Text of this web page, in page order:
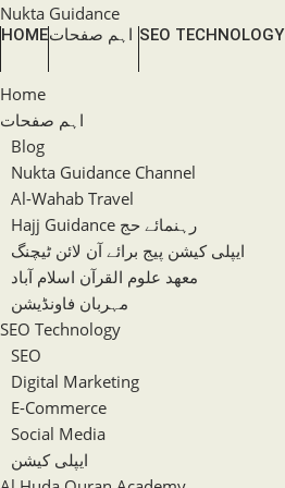
Skip
to
Nukta Guidance
HOMEاہم صفحات SEO TECHNOLOGY
Home
اہم صفحات
Blog
Nukta Guidance Channel
Al-Wahab Travel
Hajj Guidance رہنمائے حج
ایپلی کیشن پیج برائے آن لائن ٹیچنگ
معھد علوم القرآن اسلام آباد
مہربان فاونڈیشن
SEO Technology
SEO
Digital Marketing
E-Commerce
Social Media
ایپلی کیشن